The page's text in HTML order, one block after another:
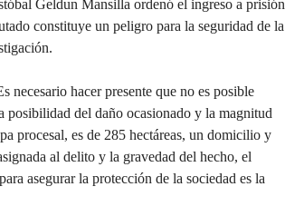
Geldun Mansilla ordenó el ingreso a prisión
constituye un peligro para la seguridad de la
necesario hacer presente que no es posible
posibilidad del daño ocasionado y la magnitud
procesal, es de 285 hectáreas, un domicilio y
al delito y la gravedad del hecho, el
asegurar la protección de la sociedad es la